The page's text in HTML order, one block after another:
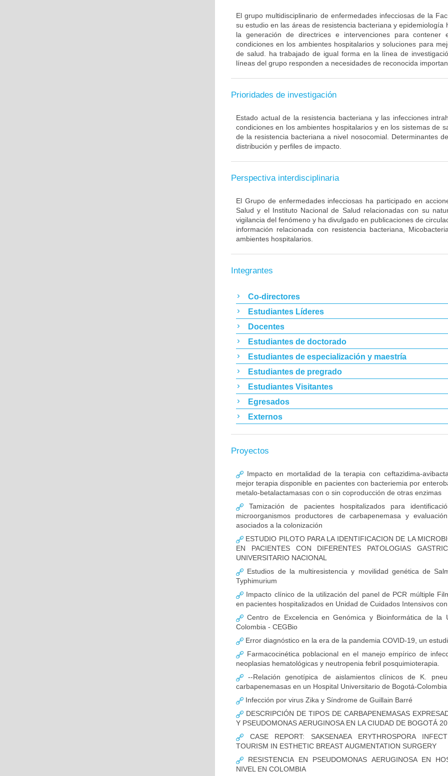
El grupo multidisciplinario de enfermedades infecciosas de la
su estudio en las áreas de resistencia bacteriana y epidemiología
la generación de directrices e intervenciones para contener
condiciones en los ambientes hospitalarios y soluciones para
de salud. ha trabajado de igual forma en la línea de
líneas del grupo responden a necesidades de reconocida
Prioridades de investigación
Estado actual de la resistencia bacteriana y las infecciones
condiciones en los ambientes hospitalarios y en los sistemas de
de la resistencia bacteriana a nivel nosocomial. Determinantes
distribución y perfiles de impacto.
Perspectiva interdisciplinaria
El Grupo de enfermedades infecciosas ha participado en
Salud y el Instituto Nacional de Salud relacionadas con su
vigilancia del fenómeno y ha divulgado en publicaciones de
información relacionada con resistencia bacteriana,
ambientes hospitalarios.
Integrantes
Co-directores
Estudiantes Líderes
Docentes
Estudiantes de doctorado
Estudiantes de especialización y maestría
Estudiantes de pregrado
Estudiantes Visitantes
Egresados
Externos
Proyectos
Impacto en mortalidad de la terapia con ceftazidima-
mejor terapia disponible en pacientes con bacteriemia por
metalo-betalactamasas con o sin coproducción de otras enzimas
Tamización de pacientes hospitalizados para
microorganismos productores de carbapenemasa y
asociados a la colonización
ESTUDIO PILOTO PARA LA IDENTIFICACION DE LA
EN PACIENTES CON DIFERENTES PATOLOGIAS
UNIVERSITARIO NACIONAL
Estudios de la multiresistencia y movilidad genética de
Typhimurium
Impacto clínico de la utilización del panel de PCR múltiple
en pacientes hospitalizados en Unidad de Cuidados Intensivos
Centro de Excelencia en Genómica y Bioinformática de la
Colombia - CEGBio
Error diagnóstico en la era de la pandemia COVID-19, un
Farmacocinética poblacional en el manejo empírico de
neoplasias hematológicas y neutropenia febril posquimioterapia.
--Relación genotípica de aislamientos clínicos de K.
carbapenemasas en un Hospital Universitario de Bogotá-
Infección por virus Zika y Síndrome de Guillain Barré
DESCRIPCIÓN DE TIPOS DE CARBAPENEMASAS
Y PSEUDOMONAS AERUGINOSA EN LA CIUDAD DE BOGOTÁ
CASE REPORT: SAKSENAEA ERYTHROSPORA
TOURISM IN ESTHETIC BREAST AUGMENTATION SURGERY
RESISTENCIA EN PSEUDOMONAS AERUGINOSA EN
NIVEL EN COLOMBIA